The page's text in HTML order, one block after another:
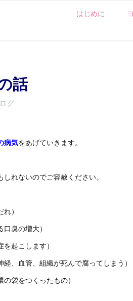
はじめに
話
グ
病気をあげていきます。
れないのでご容赦ください。
）
臭の増大）
起こします）
、血管、組織が死んで腐ってしまう）
袋をつくったもの）